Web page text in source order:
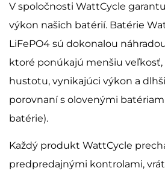
V spoločnosti WattCycle
výkon našich batérií. Batérie
LiFePO4 sú dokonalou
ktoré ponúkajú menšiu
hustotu, vynikajúci výkon a
porovnaní s olovenými
batérie).
Každý produkt WattCycle
predpredajnými kontrolami,